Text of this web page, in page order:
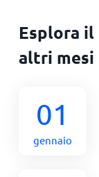
Esplora
altri mesi
01
gennaio